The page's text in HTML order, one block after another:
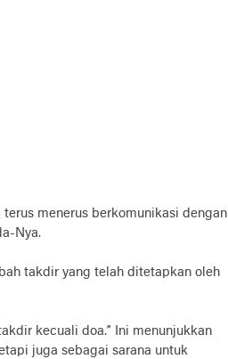
menerus berkomunikasi dengan
Nya.
takdir yang telah ditetapkan oleh
kecuali doa.” Ini menunjukkan
juga sebagai sarana untuk